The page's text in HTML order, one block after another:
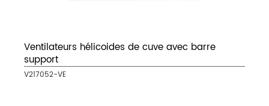
Ventilateurs hélicoides de cuve avec barre
support
V217052-VE